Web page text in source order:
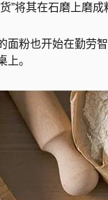
”将其在石磨上磨
面粉也开始在勤劳
上。